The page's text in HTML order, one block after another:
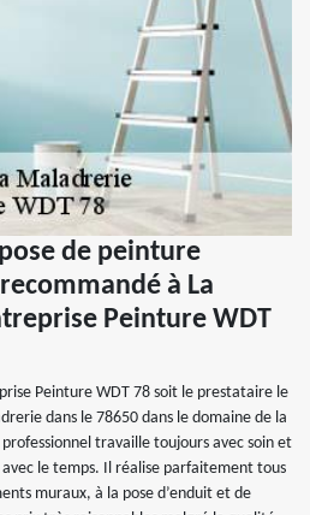
de peinture
à La
Peinture WDT
Peinture WDT 78 soit le prestataire le
dans le 78650 dans le domaine de la
travaille toujours avec soin et
le temps. Il réalise parfaitement tous
muraux, à la pose d’enduit et de